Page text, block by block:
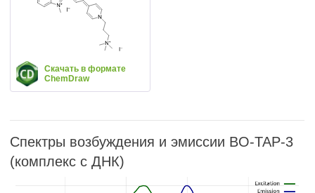
Скачать в формате
ChemDraw
Спектры возбуждения и эмиссии BO-TAP-3
(комплекс с ДНК)